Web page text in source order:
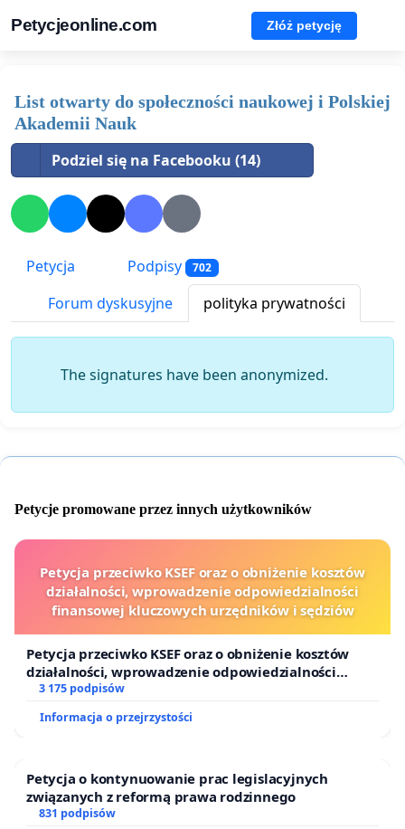
Petycjeonline.com Złóż petycję
List otwarty do społeczności naukowej i Polskiej
Akademii Nauk
Podziel się na Facebooku (14)
Petycja Podpisy 702
Forum dyskusyjne polityka prywatności
The signatures have been anonymized.
Petycje promowane przez innych użytkowników
Petycja przeciwko KSEF oraz o obniżenie kosztów
działalności, wprowadzenie odpowiedzialności
finansowej kluczowych urzędników i sędziów
Petycja przeciwko KSEF oraz o obniżenie kosztów
działalności, wprowadzenie odpowiedzialności
finansowej kluczowych urzędników i sędziów
3 175 podpisów
Informacja o przejrzystości
Petycja o kontynuowanie prac legislacyjnych
związanych z reformą prawa rodzinnego
831 podpisów